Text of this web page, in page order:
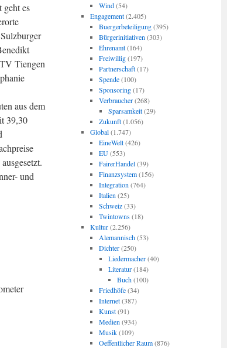
es
Tiengen
aus dem
39,30
und
Wind(54)
Engagement(2.405)
Buergerbeteiligung(395)
Bürgerinitiativen (303)
Ehrenamt(164)
Freiwillig(197)
Partnerschaft(17)
Spende(100)
Sponsoring(17)
Verbraucher(268)
Sparsamkeit(29)
Zukunft(1.056)
Global(1.747)
EineWelt(426)
EU(553)
FairerHandel(39)
Finanzsystem(156)
Integration (764)
Italien (25)
Schweiz(33)
Twintowns(18)
Kultur(2.256)
Alemannisch(53)
Dichter(250)
Liedermacher(40)
Literatur(184)
Buch(100)
Friedhöfe(34)
Internet(387)
Kunst(91)
Medien (934)
Musik(109)
Oeffentlicher Raum(876)